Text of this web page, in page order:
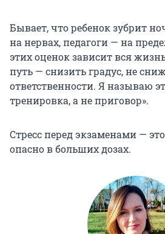
Бывает, что ребенок зубрит
на нервах, педагоги — на
этих оценок зависит вся
путь — снизить градус, не
ответственности. Я называю
тренировка, а не приговор».
Стресс перед экзаменами —
опасно в больших дозах.